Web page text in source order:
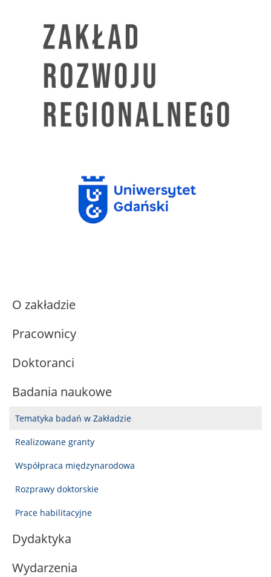
O zakładzie
Pracownicy
Doktoranci
Badania naukowe
Tematyka badań w Zakładzie
Realizowane granty
Współpraca międzynarodowa
Rozprawy doktorskie
Prace habilitacyjne
Dydaktyka
Wydarzenia